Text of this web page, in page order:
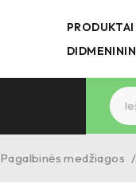
PRODUKTAI
Pagalbinės medžiagos /